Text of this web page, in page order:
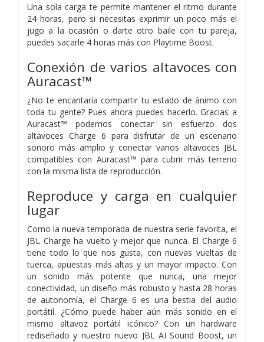
Una sola carga te permite mantener el ritmo durante
24 horas, pero si necesitas exprimir un poco más el
jugo a la ocasión o darte otro baile con tu pareja,
puedes sacarle 4 horas más con Playtime Boost.
Conexión de varios altavoces con
Auracast™
¿No te encantaría compartir tu estado de ánimo con
toda tu gente? Pues ahora puedes hacerlo. Gracias a
Auracast™ podemos conectar sin esfuerzo dos
altavoces Charge 6 para disfrutar de un escenario
sonoro más amplio y conectar varios altavoces JBL
compatibles con Auracast™ para cubrir más terreno
con la misma lista de reproducción.
Reproduce y carga en cualquier
lugar
Como la nueva temporada de nuestra serie favorita, el
JBL Charge ha vuelto y mejor que nunca. El Charge 6
tiene todo lo que nos gusta, con nuevas vueltas de
tuerca, apuestas más altas y un mayor impacto. Con
un sonido más potente que nunca, una mejor
conectividad, un diseño más robusto y hasta 28 horas
de autonomía, el Charge 6 es una bestia del audio
portátil. ¿Cómo puede haber aún más sonido en el
mismo altavoz portátil icónico? Con un hardware
rediseñado y nuestro nuevo JBL AI Sound Boost, un